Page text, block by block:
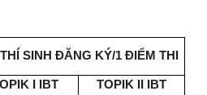
SINH ĐĂNG KÝ/1 ĐIỂM THI
I IBT
TOPIK II IBT